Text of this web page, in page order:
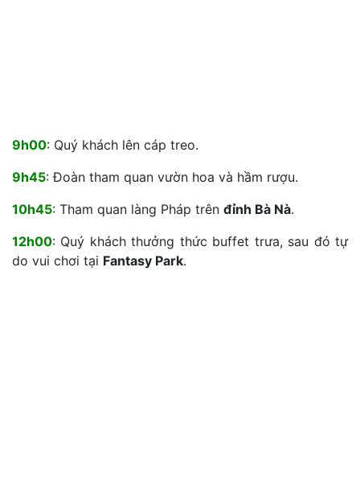
9h00: Quý khách lên cáp treo.
9h45: Đoàn tham quan vườn hoa và hầm rượu.
10h45: Tham quan làng Pháp trên đỉnh Bà Nà.
12h00: Quý khách thưởng thức buffet trưa, sau đó tự
do vui chơi tại Fantasy Park.